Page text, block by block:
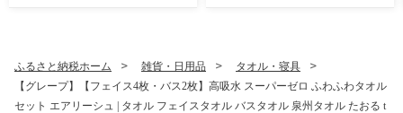
ふるさと納税ホーム 雑貨・日用品
タオル・寝具
【グレープ】【フェイス4枚・バス2枚】高吸水 スーパーゼロ ふわふわタオル
セット エアリーシュ | タオル フェイスタオル バスタオル 泉州タオル たおる t